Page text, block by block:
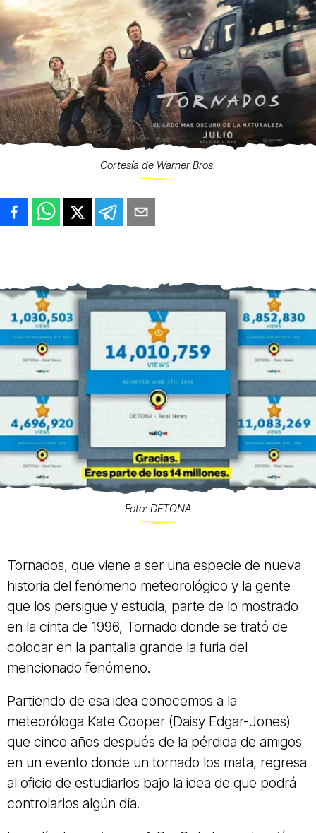
Cortesía de Warner Bros.
Foto: DETONA
Tornados, que viene a ser una especie de nueva
historia del fenómeno meteorológico y la gente
que los persigue y estudia, parte de lo mostrado
en la cinta de 1996, Tornado donde se trató de
colocar en la pantalla grande la furia del
mencionado fenómeno.
Partiendo de esa idea conocemos a la
meteoróloga Kate Cooper (Daisy Edgar-Jones)
que cinco años después de la pérdida de amigos
en un evento donde un tornado los mata, regresa
al oficio de estudiarlos bajo la idea de que podrá
controlarlos algún día.